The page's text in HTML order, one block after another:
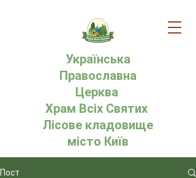
Українська
Православна
Церква
Храм Всіх Святих
Лісове кладовище
місто Київ
Пост